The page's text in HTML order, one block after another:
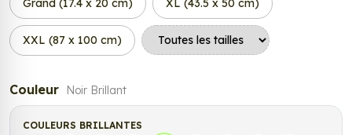
Grand (17.4 x 20 cm) XL (43.5 x 50 cm)
XXL (87 x 100 cm)
Couleur Noir Brillant
COULEURS BRILLANTES